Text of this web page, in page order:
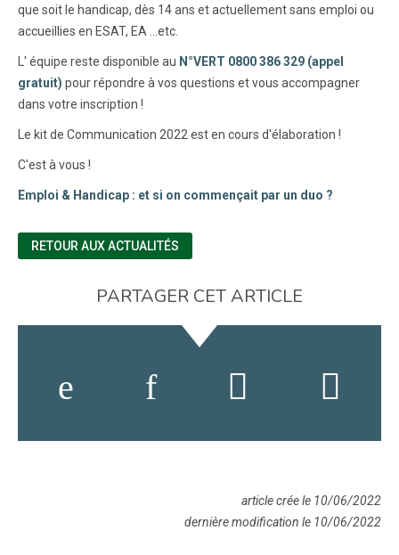
que soit le handicap, dès 14 ans et actuellement sans emploi ou
accueillies en ESAT, EA …etc.
L' équipe reste disponible au N°VERT 0800 386 329 (appel
gratuit) pour répondre à vos questions et vous accompagner
dans votre inscription !
Le kit de Communication 2022 est en cours d'élaboration !
C'est à vous !
Emploi & Handicap : et si on commençait par un duo ?
RETOUR AUX ACTUALITÉS
PARTAGER CET ARTICLE
article crée le 10/06/2022
dernière modification le 10/06/2022